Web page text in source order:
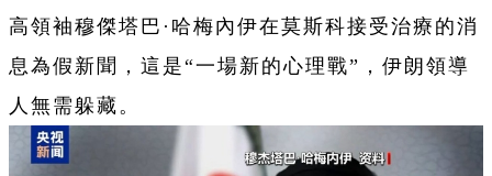
高領袖穆傑塔巴·哈梅內伊在莫斯科接受治療的消
息為假新聞，這是“一場新的心理戰”，伊朗領導
人無需躲藏。